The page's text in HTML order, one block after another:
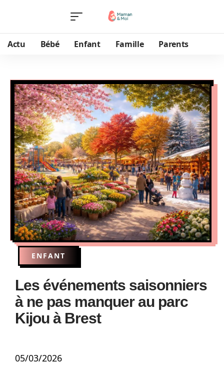
Actu Bébé Enfant Famille Parents
ENFANT
Les événements saisonniers
à ne pas manquer au parc
Kijou à Brest
05/03/2026